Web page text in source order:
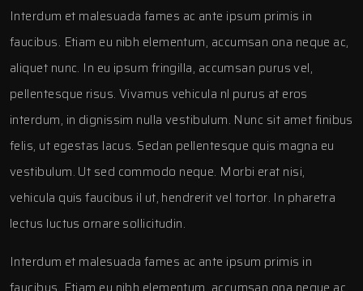
Interdum et malesuada fames ac ante ipsum primis in
faucibus. Etiam eu nibh elementum, accumsan ona neque ac,
aliquet nunc. In eu ipsum fringilla, accumsan purus vel,
pellentesque risus. Vivamus vehicula nl purus at eros
interdum, in dignissim nulla vestibulum. Nunc sit amet finibus
felis, ut egestas lacus. Sedan pellentesque quis magna eu
vestibulum. Ut sed commodo neque. Morbi erat nisi,
vehicula quis faucibus il ut, hendrerit vel tortor. In pharetra
lectus luctus ornare sollicitudin.
Interdum et malesuada fames ac ante ipsum primis in